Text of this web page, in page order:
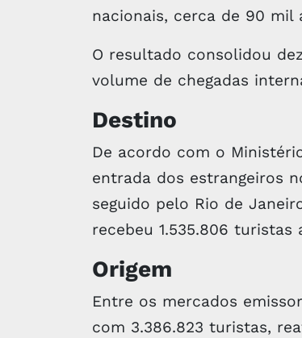
nacionais, cerca de 90 mil
O resultado consolidou
volume de chegadas
Destino
De acordo com o
entrada dos estrangeiros
seguido pelo Rio de
recebeu 1.535.806 turistas
Origem
Entre os mercados
com 3.386.823 turistas,